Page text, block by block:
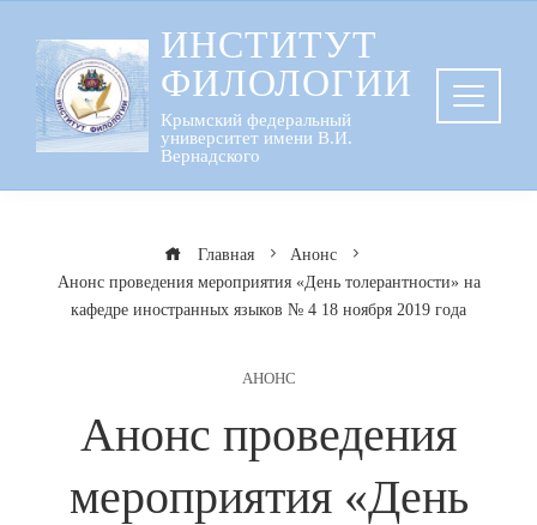
содержанию
ИНСТИТУТ
ФИЛОЛОГИИ
Крымский федеральный
университет имени В.И.
Вернадского
Главная
Анонс
Анонс проведения мероприятия «День толерантности» на
кафедре иностранных языков № 4 18 ноября 2019 года
АНОНС
Анонс проведения
мероприятия «День